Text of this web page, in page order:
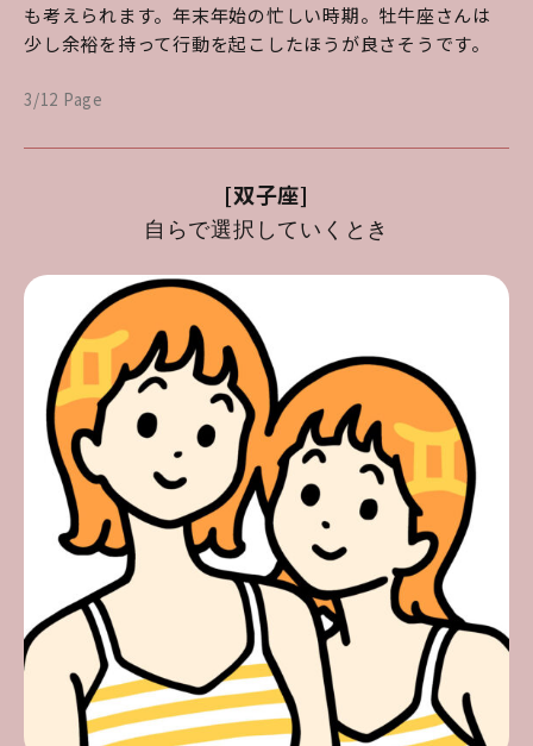
も考えられます。年末年始の忙しい時期。牡牛座さんは
少し余裕を持って行動を起こしたほうが良さそうです。
3/12 Page
[双子座]
自らで選択していくとき